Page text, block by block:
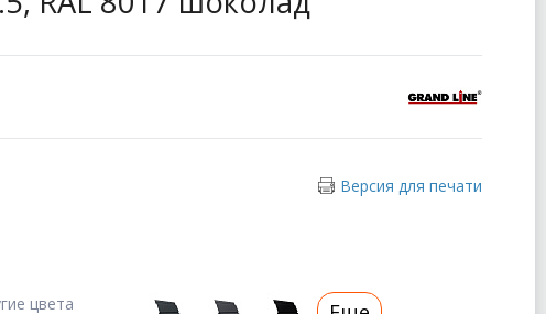
Версия для печати
цвета